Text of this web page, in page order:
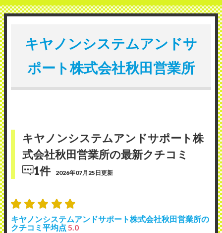
キヤノンシステムアンドサ
ポート株式会社秋田営業所
キヤノンシステムアンドサポート株
式会社秋田営業所の最新クチコミ
1件
2026年07月25日更新
キヤノンシステムアンドサポート株式会社秋田営業所の
クチコミ平均点 5.0